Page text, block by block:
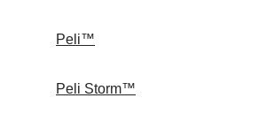
Peli™
Peli Storm™